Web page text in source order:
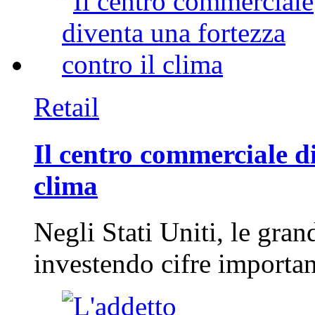
Retail
Il centro commerciale
clima
Negli Stati Uniti, le
investendo cifre